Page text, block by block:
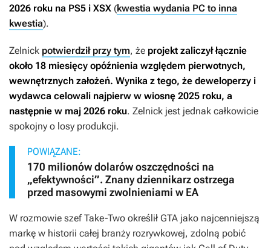
2026 roku na PS5 i XSX (kwestia wydania PC to inna
kwestia).
Zelnick potwierdził przy tym, że projekt zaliczył łącznie
około 18 miesięcy opóźnienia względem pierwotnych,
wewnętrznych założeń. Wynika z tego, że deweloperzy i
wydawca celowali najpierw w wiosnę 2025 roku, a
następnie w maj 2026 roku. Zelnick jest jednak całkowicie
spokojny o losy produkcji.
POWIĄZANE:
170 milionów dolarów oszczędności na
„efektywności”. Znany dziennikarz ostrzega
przed masowymi zwolnieniami w EA
W rozmowie szef Take-Two określił GTA jako najcenniejszą
markę w historii całej branży rozrywkowej, zdolną pobić